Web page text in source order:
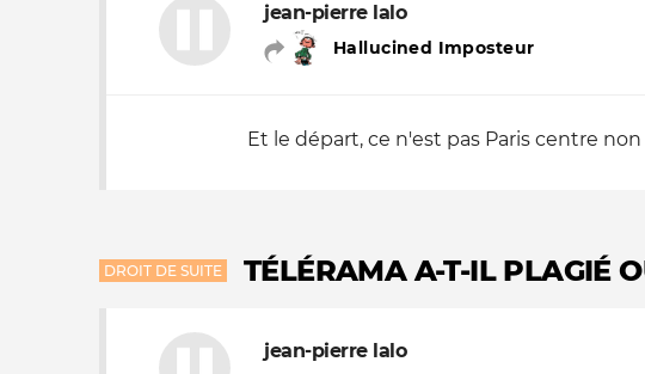
jean-pierre lalo
Hallucined Imposteur
Et le départ, ce n'est pas Paris centre non
DROIT DE SUITE TÉLÉRAMA A-T-IL PLAGIÉ
jean-pierre lalo